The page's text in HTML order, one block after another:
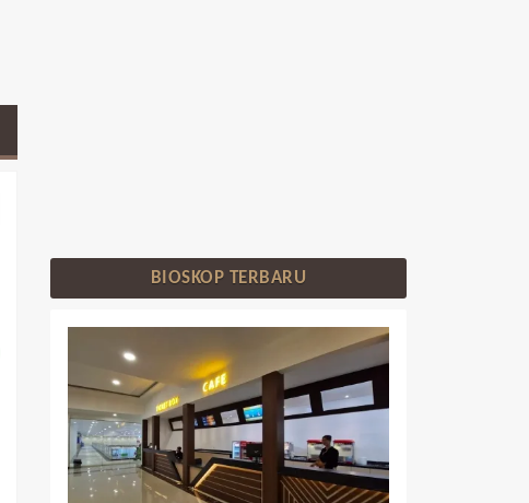
BIOSKOP TERBARU